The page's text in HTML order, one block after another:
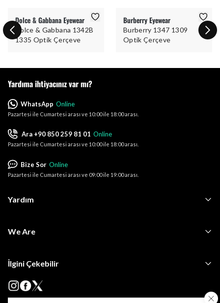
Dolce & Gabbana Eyewear
Dolce & Gabbana 1342B
1335 Optik Çerçeve
Burberry Eyewear
Burberry 1347 1309
Optik Çerçeve
Yardım
We Are
İlgini Çekebilir
Yardıma ihtiyacınız var mı?
WhatsApp Online
Pazartesi ile Cumartesi arası ve 10:00 ile 18:00 arası.
Ara +90 850 259 81 01 Online
Pazartesi ile Cumartesi arası ve 10:00 ile 18:00 arası.
Bize Sor Online
Pazartesi ile Cumartesi arası ve 09:00 ile 19:00 arası.